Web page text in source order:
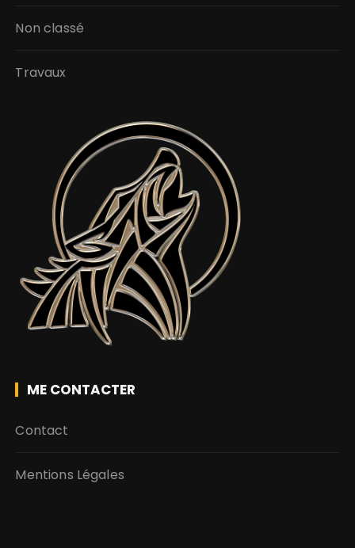
Non classé
Travaux
ME CONTACTER
Contact
Mentions Légales